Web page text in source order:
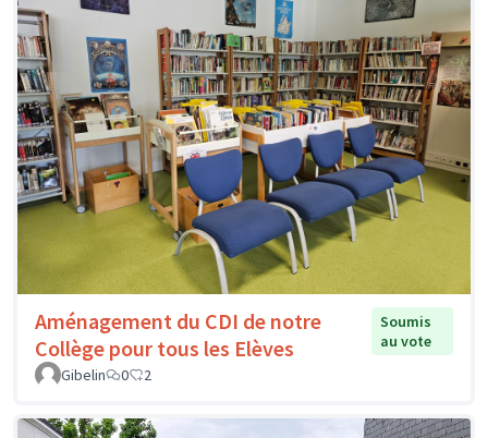
Aménagement du CDI de notre
Collège pour tous les Elèves
Soumis
au vote
Gibelin
0 2